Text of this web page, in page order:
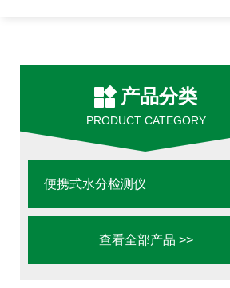
产品分类
PRODUCT CATEGORY
便携式水分检测仪
查看全部产品 >>